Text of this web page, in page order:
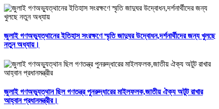
জুলাই গণঅভ্যুত্থানের ইতিহাস সংরক্ষণে স্মৃতি জাদুঘর উদ্বোধন,দর্শনার্থীদের জন্য খুলছে
নতুন অধ্যায়।
জুলাই গণঅভ্যুত্থান ছিল গণতন্ত্র পুনরুদ্ধারের মাইলফলক,জাতীয় ঐক্য অটুট রাখার
আহ্বান প্রধানমন্ত্রীর।